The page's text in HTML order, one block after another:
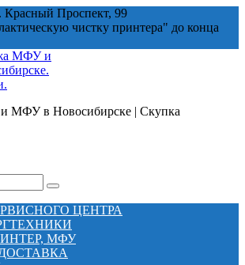
Красный Проспект, 99
чистку принтера" до конца
и МФУ в Новосибирске | Скупка
ЦЕНТРА
МФУ